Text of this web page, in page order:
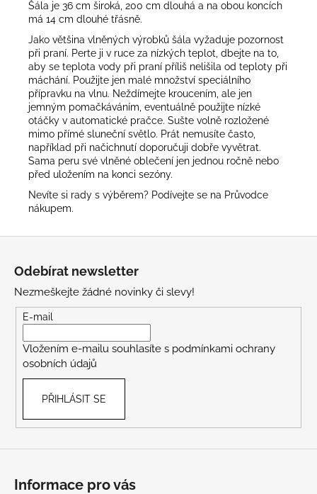
Šála je 36 cm široká, 200 cm dlouhá a na obou koncích
má 14 cm dlouhé třásně.
Jako většina vlněných výrobků šála vyžaduje pozornost
při praní. Perte ji v ruce za nízkých teplot, dbejte na to,
aby se teplota vody při praní příliš nelišila od teploty při
máchání. Použijte jen malé množství speciálního
přípravku na vlnu. Neždímejte kroucením, ale jen
jemným pomačkáváním, eventuálně použijte nízké
otáčky v automatické pračce. Sušte volně rozložené
mimo přímé sluneční světlo. Prát nemusíte často,
například při načichnutí doporučuji dobře vyvětrat.
Sama peru své vlněné oblečení jen jednou ročně nebo
před uložením na konci sezóny.
Nevíte si rady s výběrem? Podívejte se na Průvodce
nákupem.
Odebírat newsletter
Nezmeškejte žádné novinky či slevy!
E-mail
Vložením e-mailu souhlasíte s podmínkami ochrany
osobních údajů
PŘIHLÁSIT SE
Informace pro vás